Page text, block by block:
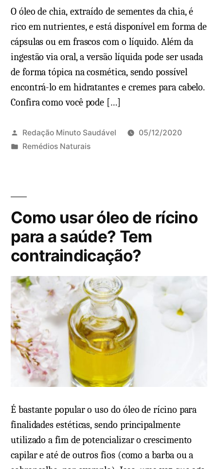
O óleo de chia, extraído de sementes da chia, é
rico em nutrientes, e está disponível em forma de
cápsulas ou em frascos com o líquido. Além da
ingestão via oral, a versão líquida pode ser usada
de forma tópica na cosmética, sendo possível
encontrá-lo em hidratantes e cremes para cabelo.
Confira como você pode […]
Redação Minuto Saudável
05/12/2020
P
i
c
d
o
m
Remédios Naturais
Como usar óleo de rícino
para a saúde? Tem
contraindicação?
É bastante popular o uso do óleo de rícino para
finalidades estéticas, sendo principalmente
utilizado a fim de potencializar o crescimento
capilar e até de outros fios (como a barba ou a